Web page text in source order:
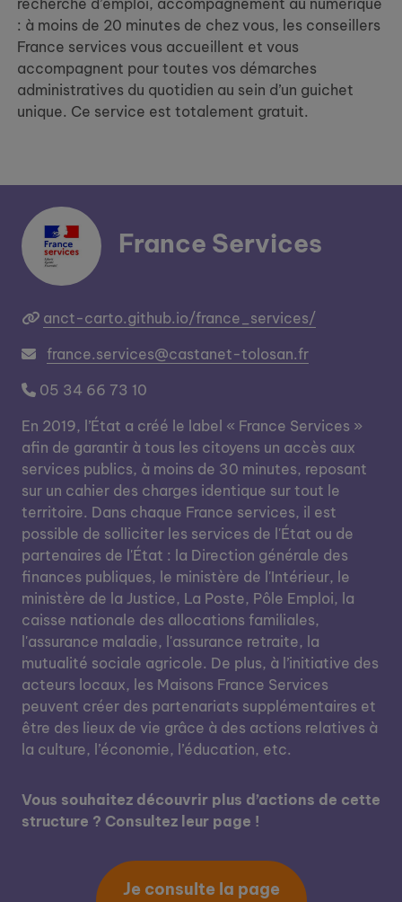
: à moins de 20 minutes de chez vous, les conseillers
France services vous accueillent et vous
accompagnent pour toutes vos démarches
administratives du quotidien au sein d’un guichet
unique. Ce service est totalement gratuit.
France Services
anct-carto.github.io/france_services/
france.services@castanet-tolosan.fr
05 34 66 73 10
En 2019, l’État a créé le label « France Services »
afin de garantir à tous les citoyens un accès aux
services publics, à moins de 30 minutes, reposant
sur un cahier des charges identique sur tout le
territoire. Dans chaque France services, il est
possible de solliciter les services de l'État ou de
partenaires de l'État : la Direction générale des
finances publiques, le ministère de l'Intérieur, le
ministère de la Justice, La Poste, Pôle Emploi, la
caisse nationale des allocations familiales,
l'assurance maladie, l'assurance retraite, la
mutualité sociale agricole. De plus, à l’initiative des
acteurs locaux, les Maisons France Services
peuvent créer des partenariats supplémentaires et
être des lieux de vie grâce à des actions relatives à
la culture, l’économie, l’éducation, etc.
Vous souhaitez découvrir plus d’actions de cette
structure ? Consultez leur page !
Je consulte la page